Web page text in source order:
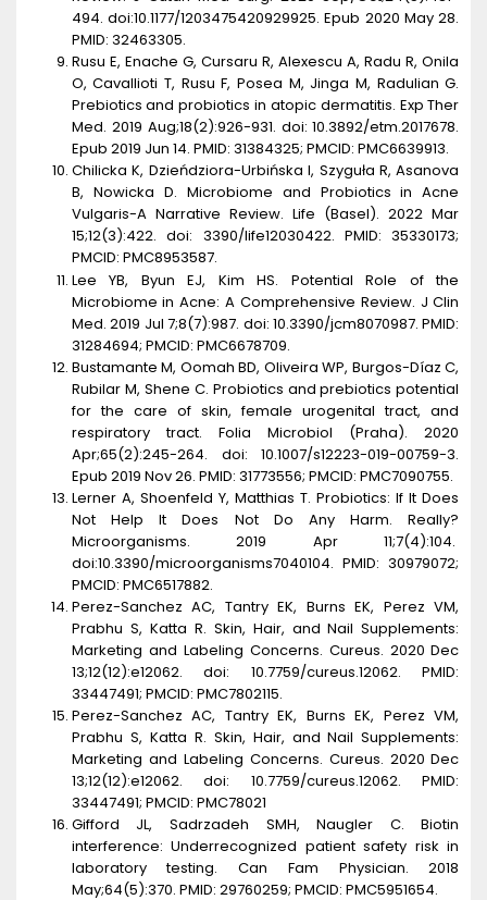
494. doi:10.1177/1203475420929925. Epub 2020 May 28.
PMID: 32463305.
Rusu E, Enache G, Cursaru R, Alexescu A, Radu R, Onila
O, Cavallioti T, Rusu F, Posea M, Jinga M, Radulian G.
Prebiotics and probiotics in atopic dermatitis. Exp Ther
Med. 2019 Aug;18(2):926-931. doi: 10.3892/etm.2017678.
Epub 2019 Jun 14. PMID: 31384325; PMCID: PMC6639913.
Chilicka K, Dzieńdziora-Urbińska I, Szyguła R, Asanova
B, Nowicka D. Microbiome and Probiotics in Acne
Vulgaris-A Narrative Review. Life (Basel). 2022 Mar
15;12(3):422. doi: 3390/life12030422. PMID: 35330173;
PMCID: PMC8953587.
Lee YB, Byun EJ, Kim HS. Potential Role of the
Microbiome in Acne: A Comprehensive Review. J Clin
Med. 2019 Jul 7;8(7):987. doi: 10.3390/jcm8070987. PMID:
31284694; PMCID: PMC6678709.
Bustamante M, Oomah BD, Oliveira WP, Burgos-Díaz C,
Rubilar M, Shene C. Probiotics and prebiotics potential
for the care of skin, female urogenital tract, and
respiratory tract. Folia Microbiol (Praha). 2020
Apr;65(2):245-264. doi: 10.1007/s12223-019-00759-3.
Epub 2019 Nov 26. PMID: 31773556; PMCID: PMC7090755.
Lerner A, Shoenfeld Y, Matthias T. Probiotics: If It Does
Not Help It Does Not Do AnyHarm. Really?
Microorganisms. 2019 Apr 11;7(4):104.
doi:10.3390/microorganisms7040104. PMID: 30979072;
PMCID: PMC6517882.
Perez-Sanchez AC, Tantry EK, Burns EK, Perez VM,
Prabhu S, Katta R. Skin, Hair, and Nail Supplements:
Marketing and Labeling Concerns. Cureus. 2020 Dec
13;12(12):e12062. doi: 10.7759/cureus.12062. PMID:
33447491; PMCID: PMC7802115.
Perez-Sanchez AC, Tantry EK, Burns EK, Perez VM,
Prabhu S, Katta R. Skin, Hair, and Nail Supplements:
Marketing and Labeling Concerns. Cureus. 2020 Dec
13;12(12):e12062. doi: 10.7759/cureus.12062. PMID:
33447491; PMCID: PMC78021
Gifford JL, Sadrzadeh SMH, Naugler C. Biotin
interference: Underrecognized patient safety risk in
laboratory testing. Can Fam Physician. 2018
May;64(5):370. PMID: 29760259; PMCID: PMC5951654.